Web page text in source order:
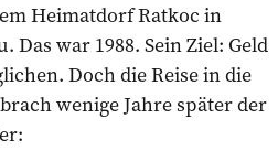
Heimatdorf Ratkoc in
war 1988. Sein Ziel: Geld
Doch die Reise in die
wenige Jahre später der